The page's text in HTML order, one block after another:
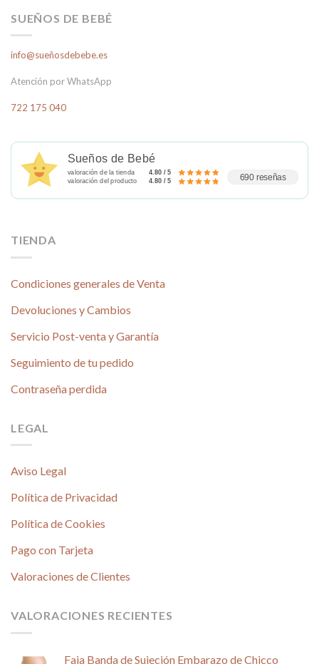
SUEÑOS DE BEBÉ
info@sueñosdebebe.es
Atención por WhatsApp
722 175 040
Sueños de Bebé
valoración de la tienda
4.80 / 5
valoración del producto
4.80 / 5 690 reseñas
TIENDA
Condiciones generales de Venta
Devoluciones y Cambios
Servicio Post-venta y Garantía
Seguimiento de tu pedido
Contraseña perdida
LEGAL
Aviso Legal
Política de Privacidad
Política de Cookies
Pago con Tarjeta
Valoraciones de Clientes
VALORACIONES RECIENTES
Faja Banda de Sujeción Embarazo de Chicco